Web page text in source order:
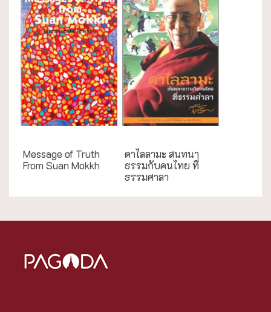
Message of Truth
From Suan Mokkh
ดาไลลามะ สนทนา
ธรรมกับคนไทย ที่
ธรรมศาลา